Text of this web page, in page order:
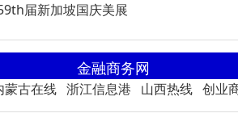
届新加坡国庆美展
金融商务网
蒙古在线 浙江信息港 山西热线 创业